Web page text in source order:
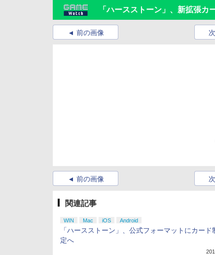
「ハースストーン」、新拡張カ
前の画像
前の画像
関連記事
WIN Mac iOS Android
「ハースストーン」、公式フォーマットにカード
定へ